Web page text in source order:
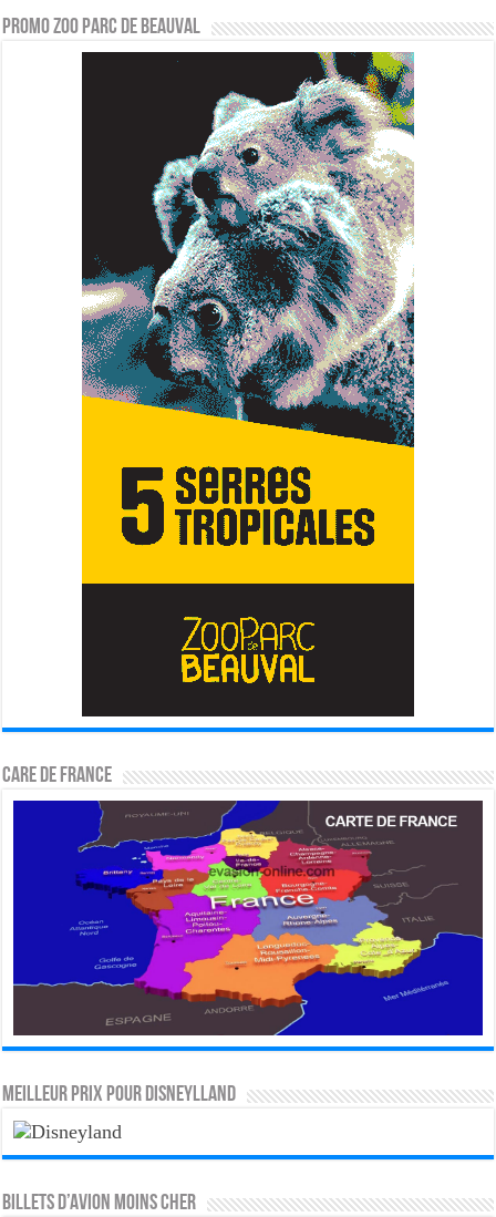
PROMO ZOO PARC DE BEAUVAL
CARE DE FRANCE
MEILLEUR PRIX POUR DISNEYLLAND
Billets d’avion moins cher